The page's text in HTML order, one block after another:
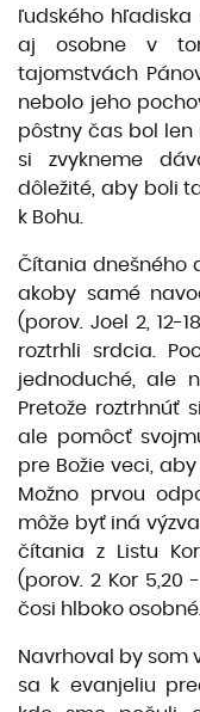
ľudského
aj osobne v
tajomstvách
nebolo jeho
pôstny čas bol len
si zvykneme
dôležité, aby boli
k Bohu.
Čítania dnešného
akoby samé
(porov. Joel 2, 12-
roztrhli srdcia.
jednoduché, ale
Pretože roztrhnúť
ale pomôcť
pre Božie veci,
Možno prvou
môže byť iná
čítania z Listu
(porov. 2 Kor 5,20
čosi hlboko
Navrhoval by som
sa k evanjeliu